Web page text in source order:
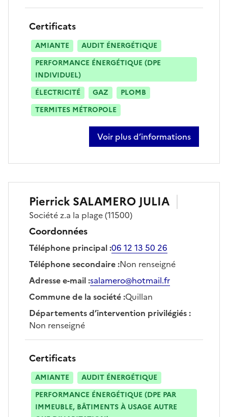
Certificats
AMIANTE
AUDIT ÉNERGÉTIQUE
PERFORMANCE ÉNERGÉTIQUE (DPE
INDIVIDUEL)
ÉLECTRICITÉ
GAZ
PLOMB
TERMITES MÉTROPOLE
Voir plus d’informations
sur fabien cruz
Pierrick SALAMERO JULIA
Sociétéz.a la plage(11500)
Coordonnées
Téléphone principal:06 12 13 50 26
Téléphone secondaire:Non renseigné
Adresse e-mail:salamero@hotmail.fr
Commune de la société:Quillan
Départements d’intervention privilégiés:
Non renseigné
Certificats
AMIANTE
AUDIT ÉNERGÉTIQUE
PERFORMANCE ÉNERGÉTIQUE (DPE PAR
IMMEUBLE, BÂTIMENTS À USAGE AUTRE